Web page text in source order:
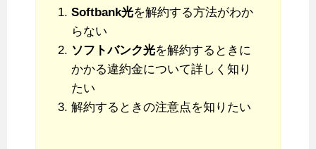
Softbank光を解約する方法がわか
らない
ソフトバンク光を解約するときに
かかる違約金について詳しく知り
たい
解約するときの注意点を知りたい